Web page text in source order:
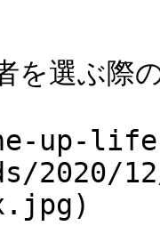
を選ぶ際
up-
2020/